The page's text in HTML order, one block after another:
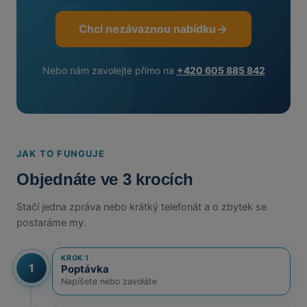
Chci nezávaznou nabídku
Nebo nám zavolejte přímo na +420 605 885 842
JAK TO FUNGUJE
Objednáte ve 3 krocích
Stačí jedna zpráva nebo krátký telefonát a o zbytek se
postaráme my.
1
KROK 1
Poptávka
Napíšete nebo zavoláte